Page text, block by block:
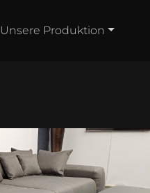
Unsere Produktion